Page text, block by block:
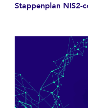
Stappenplan NIS2-